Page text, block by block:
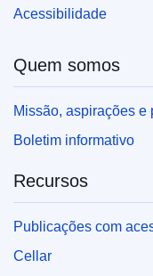
Acessibilidade
Quem somos
Missão, aspirações e
Boletim informativo
Recursos
Publicações com
Cellar